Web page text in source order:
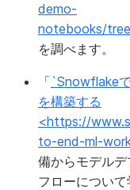
demo-
notebooks/
を調べます。
「`Snowflake
を構築する
<https://
to-end-ml-
備からモデル
フローについて